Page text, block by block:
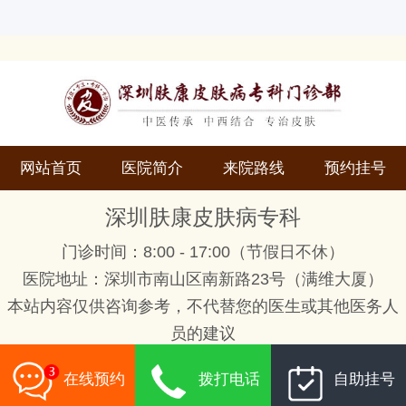
网站首页 医院简介 来院路线 预约挂号
深圳肤康皮肤病专科
门诊时间：8:00 - 17:00（节假日不休）
医院地址：深圳市南山区南新路23号（满维大厦）
本站内容仅供咨询参考，不代替您的医生或其他医务人
员的建议
如果您对自己健康方面的问题有疑问，请及时到医院就
诊！
在线预约 拨打电话 自助挂号